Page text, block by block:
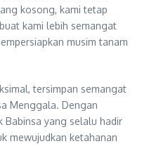
kosong, kami tetap
kami lebih semangat
musim tanam
tersimpan semangat
Menggala. Dengan
Babinsa yang selalu hadir
mewujudkan ketahanan